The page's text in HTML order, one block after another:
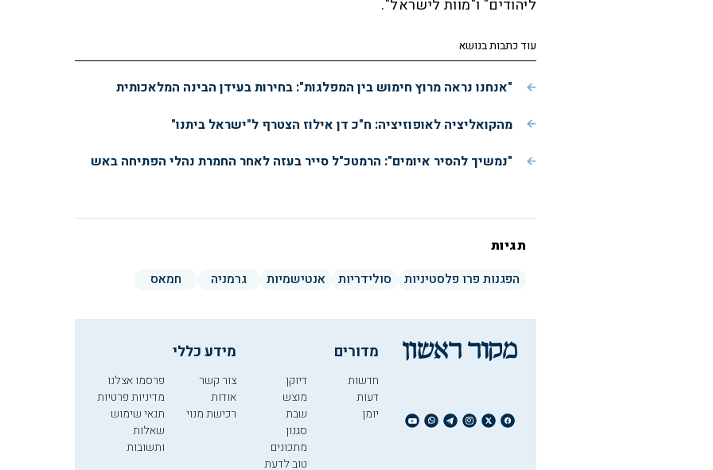
ליהודים" ו"מוות לישראל".
עוד כתבות בנושא
"אנחנו נראה מרוץ חימוש בין המפלגות": בחירות בעידן הבינה המלאכותית
מהקואליציה לאופוזיציה: ח"כ דן אילוז הצטרף ל"ישראל ביתנו"
"נמשיך להסיר איומים": הרמטכ"ל סייר בעזה לאחר החמרת נהלי הפתיחה באש
תגיות
הפגנות פרו פלסטיניות
סולידריות אנטישמיות גרמניה חמאס
מדורים
חדשות
דעות
יומן
דיוקן
מוצש
שבת
סגנון
מתכונים
טוב לדעת
מידע כללי
צור קשר
אודות
רכישת מנוי
פרסמו אצלנו
מדיניות פרטיות
תנאי שימוש
שאלות
ותשובות